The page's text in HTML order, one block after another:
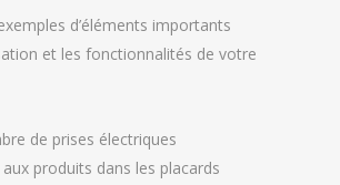
d’éléments importants
et les fonctionnalités de votre
de prises électriques
aux produits dans les placards